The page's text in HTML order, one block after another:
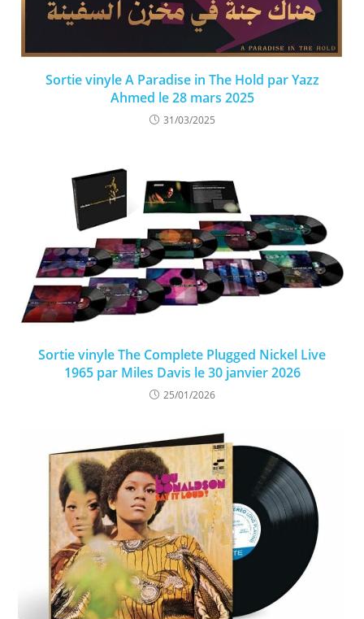
Sortie vinyle A Paradise in The Hold par Yazz
Ahmed le 28 mars 2025
31/03/2025
Sortie vinyle The Complete Plugged Nickel Live
1965 par Miles Davis le 30 janvier 2026
25/01/2026